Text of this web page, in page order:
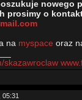
nowego
prosimy o
na myspace oraz
skazawroclaw
05:31